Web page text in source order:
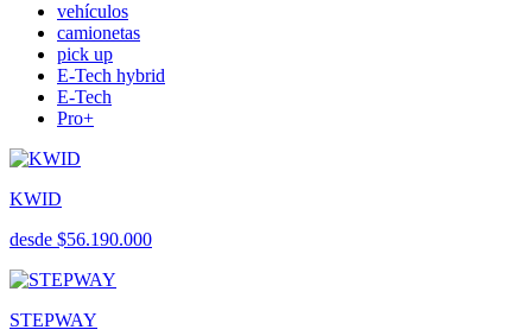
vehículos
camionetas
pick up
E-Tech hybrid
E-Tech
Pro+
KWID
desde $56.190.000
STEPWAY